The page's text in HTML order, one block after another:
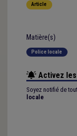
Article
Matière(s)
Police locale
Activez
Soyez notifié de
locale